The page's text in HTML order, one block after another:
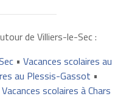
de Villiers-le-Sec :
• Vacances scolaires au
au Plessis-Gassot •
Vacances scolaires à Chars